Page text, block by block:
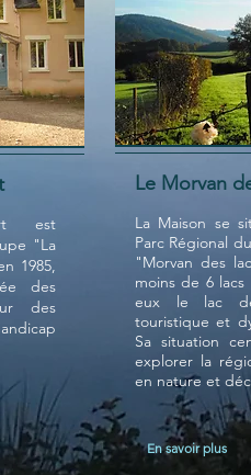
est
"La
1985,
des
des
Le Morvan
La Maison se
Parc Régional
"Morvan des
moins de 6
eux le lac
touristique et
Sa situation
explorer la
en nature et
En savoir plus